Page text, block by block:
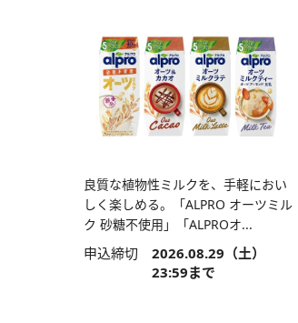
良質な植物性ミルクを、手軽におい
しく楽しめる。「ALPRO オーツミル
ク 砂糖不使用」「ALPROオ...
申込締切 2026.08.29（土）
23:59まで